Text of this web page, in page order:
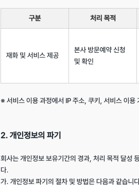
구분 처리 목적
재화 및 서비스 제공
본사 방문예약 신청
및 확인
※ 서비스 이용 과정에서 IP 주소, 쿠키, 서비스 이
2. 개인정보의 파기
회사는 개인정보 보유기간의 경과, 처리 목적 달성
다.
가. 개인정보 파기의 절차 및 방법은 다음과 같습니